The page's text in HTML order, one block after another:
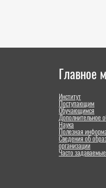
Главное
Институт
Поступающим
Обучающимся
Дополнительное
Наука
Полезная
Сведения об
организации
Часто